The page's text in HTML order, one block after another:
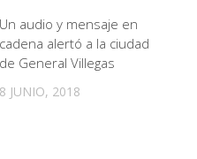
Un audio y mensaje en
cadena alertó a la ciudad
de General Villegas
8 JUNIO, 2018